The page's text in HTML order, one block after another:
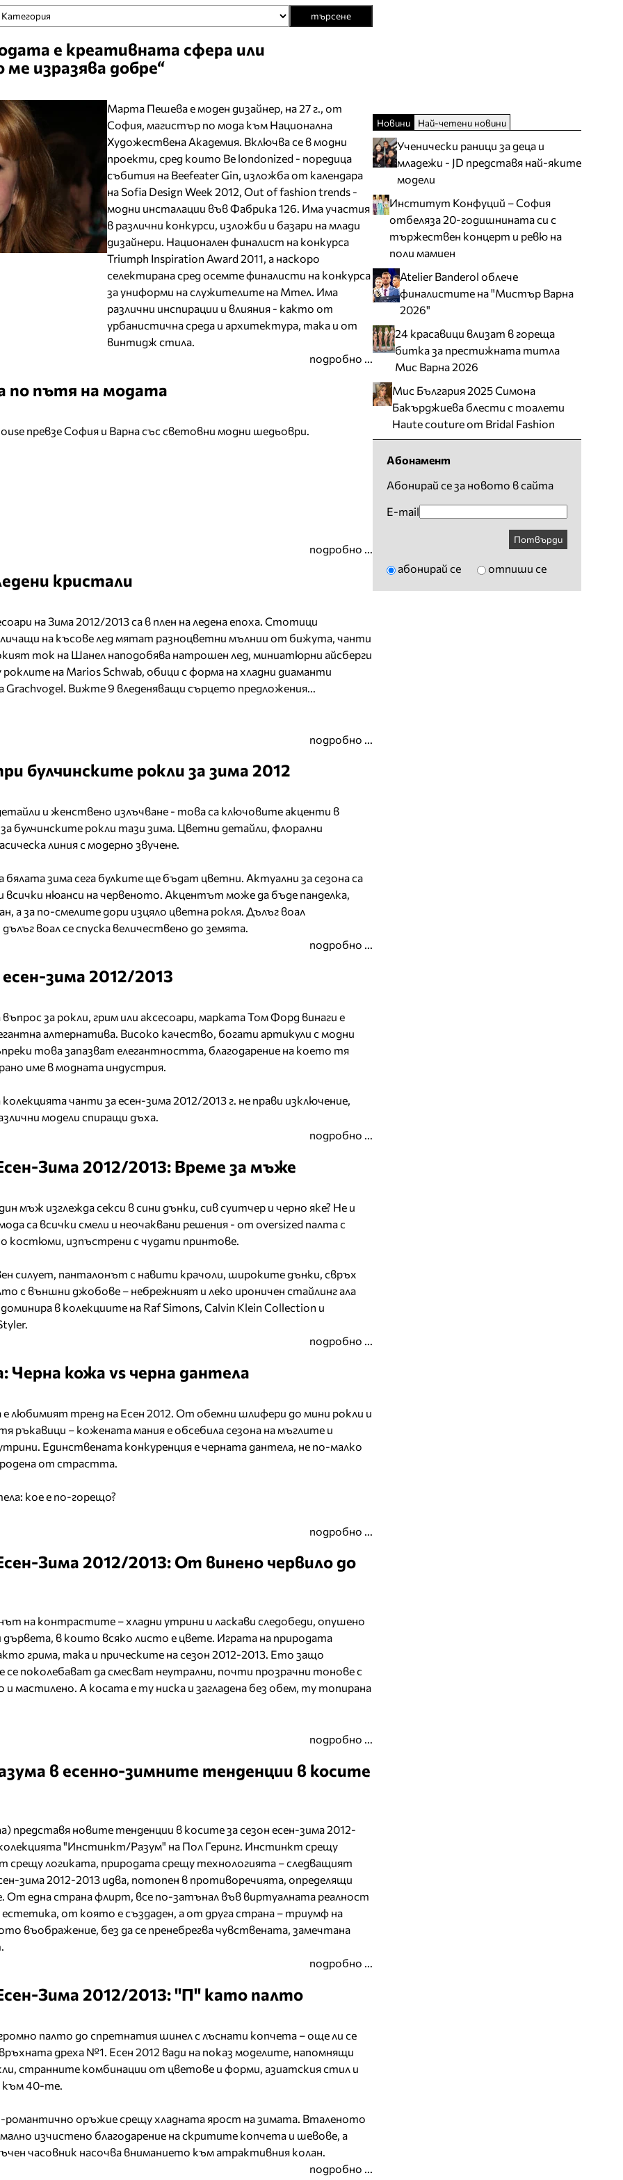
търсене
е креативната сфера или
изразява добре“
Марта Пешева е моден дизайнер, на 27 г., от
София, магистър по мода към Национална
Художествена Академия. Включва се в модни
проекти, сред които Be londonized - поредица
събития на Beefeater Gin, изложба от календара
на Sofia Design Week 2012, Out of fashion trends -
модни инсталации във Фабрика 126. Има участия
в различни конкурси, изложби и базари на млади
дизайнери. Национален финалист на конкурса
Triumph Inspiration Award 2011, а наскоро
селектирана сред осемте финалисти на конкурса
за униформи на служителите на Мтел. Има
различни инспирации и влияния - както от
урбанистична среда и архитектура, така и от
винтидж стила.
подробно ...
по пътя на модата
превзе София и Варна със световни модни шедьоври.
подробно ...
кристали
на Зима 2012/2013 са в плен на ледена епоха. Стотици
на късове лед мятат разноцветни мълнии от бижута, чанти
ток на Шанел наподобява натрошен лед, миниатюрни айсберги
на Marios Schwab, обици с форма на хладни диаманти
Вижте 9 вледеняващи сърцето предложения...
подробно ...
булчинските рокли за зима 2012
и женствено излъчване - това са ключовите акценти в
булчинските рокли тази зима. Цветни детайли, флорални
линия с модерно звучене.
зима сега булките ще бъдат цветни. Актуални за сезона са
всички нюанси на червеното. Акцентът може да бъде панделка,
а за по-смелите дори изцяло цветна рокля. Дълъг воал
воал се спуска величествено до земята.
подробно ...
зима 2012/2013
за рокли, грим или аксесоари, марката Том Форд винаги e
алтернатива. Високо качество, богати артикули с модни
това запазват елегантността, благодарение на което тя
име в модната индустрия.
чанти за есен-зима 2012/2013 г. не прави изключение,
модели спиращи дъха.
подробно ...
Зима 2012/2013: Време за мъже
мъж изглежда секси в сини дънки, сив суитчер и черно яке? Не и
са всички смели и неочаквани решения - от oversized палта с
костюми, изпъстрени с чудати принтове.
силует, панталонът с навити крачоли, широките дънки, свръх
с външни джобове – небрежният и леко ироничен стайлинг ала
в колекциите на Raf Simons, Calvin Klein Collection и
подробно ...
Черна кожа vs черна дантела
любимият тренд на Есен 2012. От обемни шлифери до мини рокли и
ръкавици – кожената мания е обсебила сезона на мъглите и
Единствената конкуренция е черната дантела, не по-малко
от страстта.
кое е по-горещо?
подробно ...
Зима 2012/2013: От винено червило до
на контрастите – хладни утрини и ласкави следобеди, опушено
дървета, в които всяко листо е цвете. Играта на природата
грима, така и прическите на сезон 2012-2013. Ето защо
се поколебават да смесват неутрални, почти прозрачни тонове с
и мастилено. А косата е ту ниска и загладена без обем, ту топирана
подробно ...
в есенно-зимните тенденции в косите
представя новите тенденции в косите за сезон есен-зима 2012-
колекцията "Инстинкт/Разум" на Пол Геринг. Инстинкт срещу
срещу логиката, природата срещу технологията – следващият
зима 2012-2013 идва, потопен в противоречията, определящи
От една страна флирт, все по-затънал във виртуалната реалност
от която е създаден, а от друга страна – триумф на
въображение, без да се пренебрегва чувствената, замечтана
подробно ...
Зима 2012/2013: "П" като палто
палто до спретнатия шинел с лъснати копчета – още ли се
дреха №1. Есен 2012 вади на показ моделите, напомнящи
странните комбинации от цветове и форми, азиатския стил и
40-те.
романтично оръжие срещу хладната ярост на зимата. Вталеното
изчистено благодарение на скритите копчета и шевове, а
часовник насочва вниманието към атрактивния колан.
подробно ...
Новини Най-четени новини
Ученически раници за деца и
младежи - JD представя най-яките
модели
Институт Конфуций – София
отбеляза 20-годишнината си с
тържествен концерт и ревю на
поли мамиен
Atelier Banderol облече
финалистите на "Мистър Варна
2026"
24 красавици влизат в гореща
битка за престижната титла
Мис Варна 2026
Мис България 2025 Симона
Бакърджиева блести с тоалети
Haute couture от Bridal Fashion
Абонамент
Абонирай се за новото в сайта
E-mail
Потвърди
абонирай се отпиши се